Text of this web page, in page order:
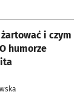
i czym
humorze